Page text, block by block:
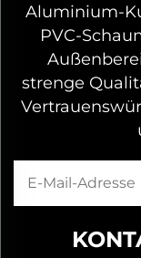
Aluminium-
PVC-
strenge